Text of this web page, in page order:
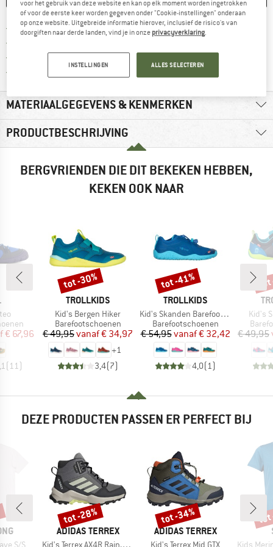
Gratis verzending vanaf € 69 (NL)Vind hier de
> 4.000.000 tevreden klanten
MATERIAALGEGEVENS & KENMERKEN
PRODUCTBESCHRIJVING
BERGVRIENDEN DIE DIT BEKEKEN HEBBEN,
KEKEN OOK NAAR
prijs
€ 67,96
( 11)
MERK
TROLLKIDS
Artikel
Kid's Bergen Hiker
Productgroep
Barefootschoenen
Prijs
€ 49,95 Verlaagde prijs
vanaf€ 34,97
+1
3,4(7)
Korting
tot -30%
MERK
TROLLKIDS
Artikel
Kid's Skanden Barefoot Hiker
Productgroep
Barefootschoenen
Prijs
€ 54,95 Verlaagde prijs
vanaf€ 32,42
4,0( 1)
Korting
tot -41%
Artikel
Kid's
€ 49,95
DEZE PRODUCTEN PASSEN ER PERFECT BIJ
S/S
MERK
ADIDAS TERREX
Artikel
Kid's Terrex AX4R Rain.RDY Mid
Korting
tot -28%
MERK
ADIDAS TERREX
Artikel
Kid's Terrex Mid GTX
Korting
tot -34%
Artikel
Kids Merino155
voor het gebruik van deze website en kan op elk moment worden ingetrokken
of voor de eerste keer worden gegeven onder "Cookie-instellingen" onderaan
op onze website. Uitgebreide informatie hierover, inclusief de risico's van
doorgiften naar derde landen, vind je in onze privacyverklaring
INSTELLINGEN ALLES SELECTEREN